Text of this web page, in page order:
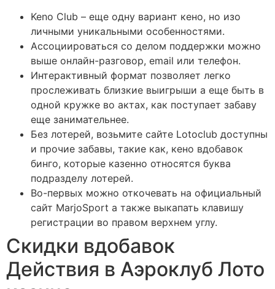
Keno Club – еще одну вариант кено, но изо
личными уникальными особенностями.
Ассоциироваться со делом поддержки можно
выше онлайн-разговор, email или телефон.
Интерактивный формат позволяет легко
прослеживать близкие выигрыши а еще быть в
одной кружке во актах, как поступает забаву
еще занимательнее.
Без лотерей, возьмите сайте Lotoclub доступны
и прочие забавы, такие как, кено вдобавок
бинго, которые казенно относятся буква
подразделу лотерей.
Во-первых можно откочевать на официальный
сайт MarjoSport а также выкапать клавишу
регистрации во правом верхнем углу.
Скидки вдобавок
Действия в Аэроклуб Лото